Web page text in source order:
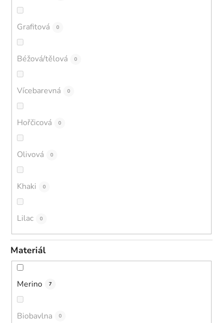
Grafitová 0
Béžová/tělová 0
Vícebarevná 0
Hořčicová 0
Olivová 0
Khaki 0
Lilac 0
Materiál
Merino 7
Biobavlna 0